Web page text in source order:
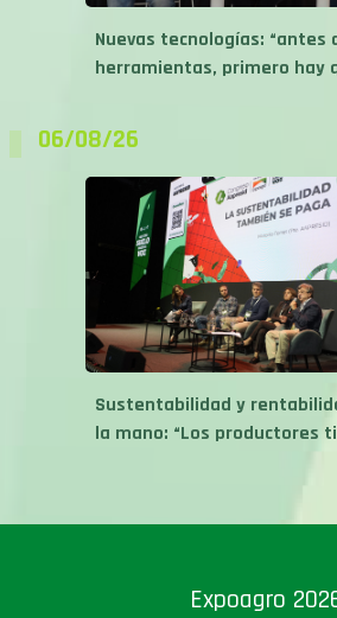
Nuevas tecnologías: “antes
herramientas, primero hay
06/08/26
Sustentabilidad y
la mano: “Los productores
Expoagro